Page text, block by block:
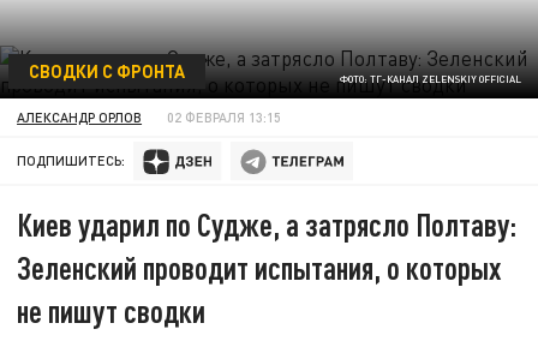
ФОТО: ТГ-КАНАЛ ZELENSKIY OFFICIAL
СВОДКИ С ФРОНТА
АЛЕКСАНДР ОРЛОВ 02 ФЕВРАЛЯ 13:15
ПОДПИШИТЕСЬ:
Киев ударил по Судже, а затрясло Полтаву:
Зеленский проводит испытания, о которых
не пишут сводки